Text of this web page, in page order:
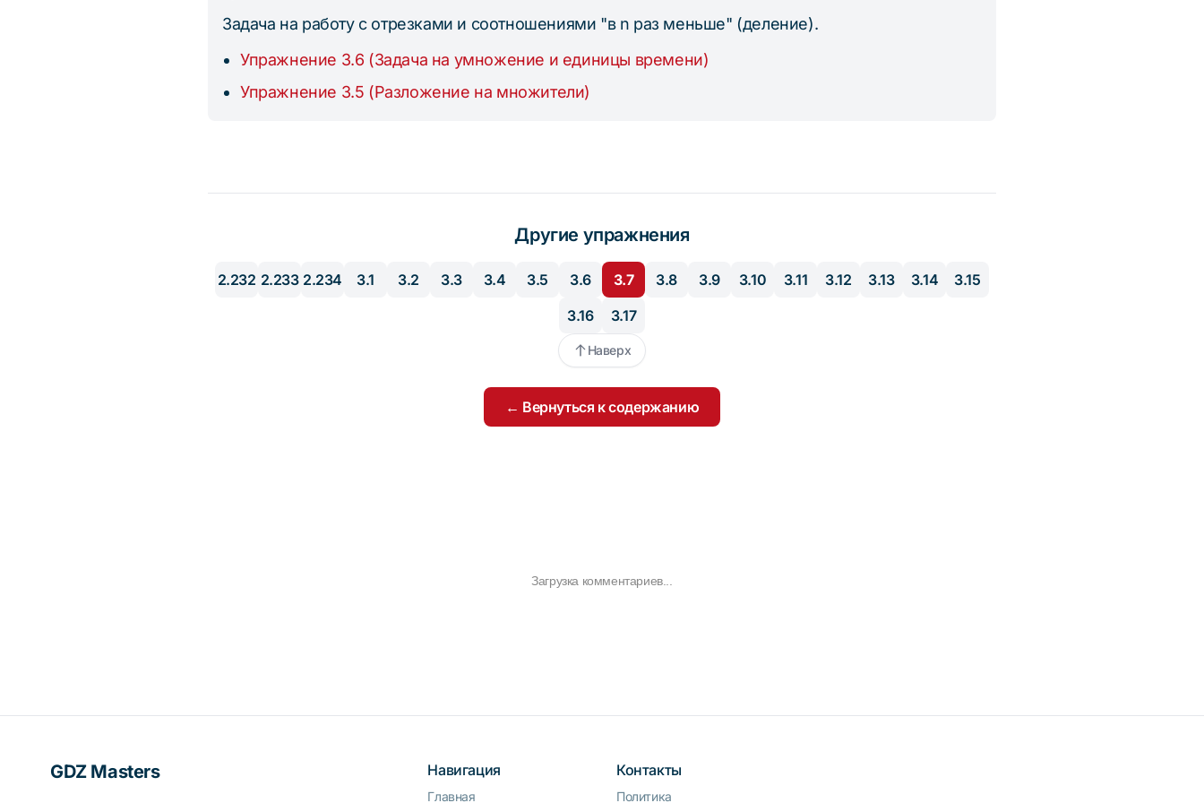
Задача на работу с отрезками и соотношениями "в n раз меньше" (деление).
Упражнение 3.6 (Задача на умножение и единицы времени)
Упражнение 3.5 (Разложение на множители)
Другие упражнения
2.232 2.233 2.234 3.1 3.2 3.3 3.4 3.5 3.6 3.7 3.8 3.9 3.10 3.11 3.12 3.13 3.14
3.15
3.16
3.17
Наверх
← Вернуться к содержанию
Загрузка комментариев...
GDZ Masters Навигация
Главная
Контакты
Политика